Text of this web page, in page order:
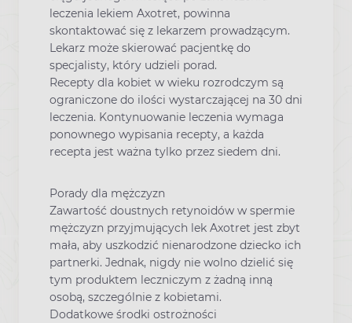
leczenia lekiem Axotret, powinna
skontaktować się z lekarzem prowadzącym.
Lekarz może skierować pacjentkę do
specjalisty, który udzieli porad.
Recepty dla kobiet w wieku rozrodczym są
ograniczone do ilości wystarczającej na 30 dni
leczenia. Kontynuowanie leczenia wymaga
ponownego wypisania recepty, a każda
recepta jest ważna tylko przez siedem dni.
Porady dla mężczyzn
Zawartość doustnych retynoidów w spermie
mężczyzn przyjmujących lek Axotret jest zbyt
mała, aby uszkodzić nienarodzone dziecko ich
partnerki. Jednak, nigdy nie wolno dzielić się
tym produktem leczniczym z żadną inną
osobą, szczególnie z kobietami.
Dodatkowe środki ostrożności